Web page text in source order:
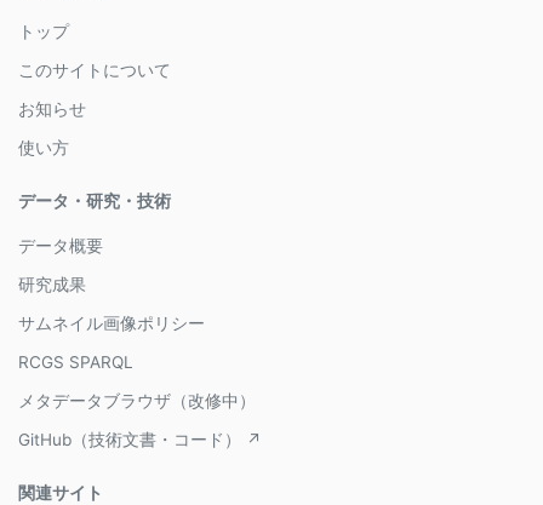
トップ
このサイトについて
お知らせ
使い方
データ・研究・技術
データ概要
研究成果
サムネイル画像ポリシー
RCGS SPARQL
メタデータブラウザ（改修中）
GitHub（技術文書・コード） ↗
関連サイト